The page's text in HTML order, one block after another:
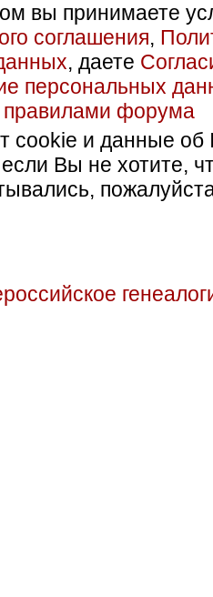
вы принимаете
соглашения,
, даете
персональных
правилами форума
cookie и данные об
Вы не хотите,